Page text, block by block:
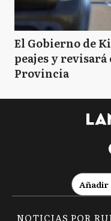
El Gobierno de
peajes y
Provincia
Añadir
NOTICIAS POR